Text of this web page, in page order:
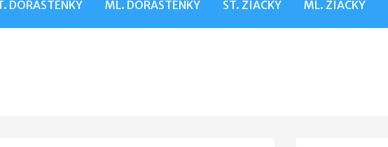
DORASTENKY ML. DORASTENKY ST. ŽIAČKY ML. ŽIAČKY